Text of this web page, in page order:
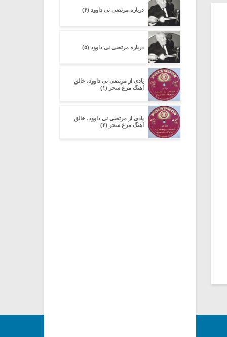
درباره مرتضی نی داوود (۴)
درباره مرتضی نی داوود (۵)
یادی از مرتضی نی داوود، خالق
آهنگ مرغ سحر (۱)
یادی از مرتضی نی داوود، خالق
آهنگ مرغ سحر (۲)